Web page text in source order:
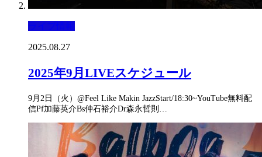
ライブ情報
2025.08.27
2025年9月LIVEスケジュール
9月2日（火）@Feel Like Makin JazzStart/18:30~YouTube無料配
信Pf加藤英介Bs仲石裕介Dr森永哲則…